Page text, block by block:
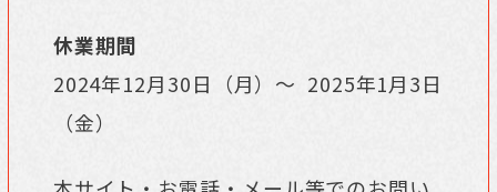
休業期間
2024年12月30日（月）～ 2025年1月3日
（金）